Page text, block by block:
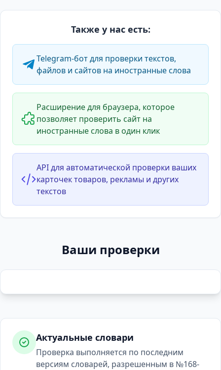
Также у нас есть:
Telegram-бот для проверки текстов,
файлов и сайтов на иностранные слова
Расширение для браузера, которое
позволяет проверить сайт на
иностранные слова в один клик
API для автоматической проверки ваших
карточек товаров, рекламы и других
текстов
Ваши проверки
Актуальные словари
Проверка выполняется по последним
версиям словарей, разрешенным в №168-